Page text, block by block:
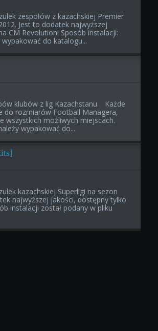
zespołów z kazachskiej Premier
Jest to dodatek najwyższej
CM Revolution! Sposób instalacji:
wypakować do katalogu...
klubów z lig Kazachstanu. Każde
do rozmiarów Football Managera,
wszystkich możliwych miejscach.
wypakować do...
kazachskiej Superligi na sezon
najwyższej jakości, dostępny tylko
instalacji został podany w pliku